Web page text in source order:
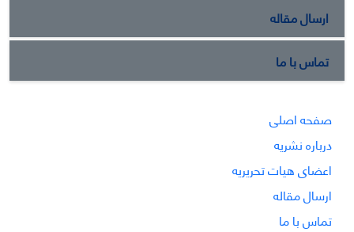
ارسال مقاله
تماس با ما
صفحه اصلی
درباره نشریه
اعضای هیات تحریریه
ارسال مقاله
تماس با ما